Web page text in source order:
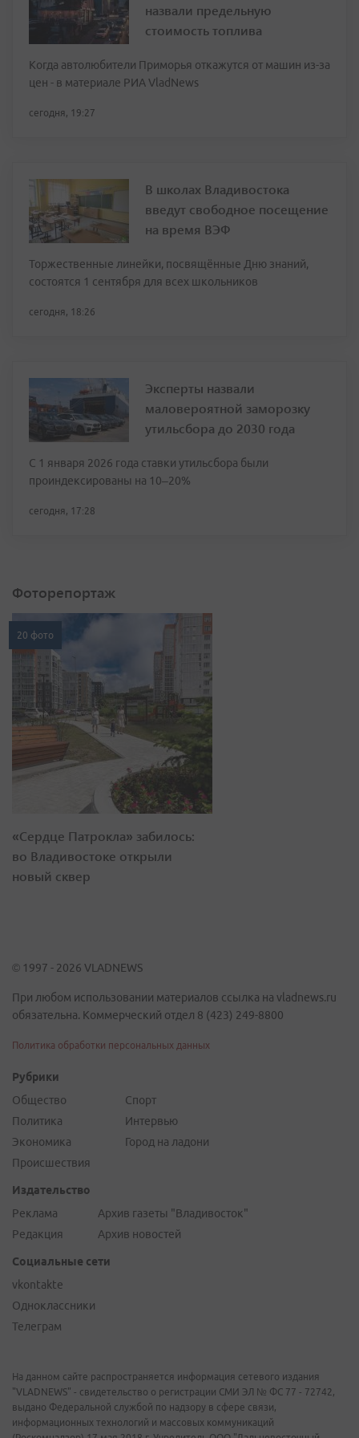
назвали предельную
стоимость топлива
Когда автолюбители Приморья откажутся от машин из-за
цен - в материале РИА VladNews
сегодня, 19:27
В школах Владивостока
введут свободное посещение
на время ВЭФ
Торжественные линейки, посвящённые Дню знаний,
состоятся 1 сентября для всех школьников
сегодня, 18:26
Эксперты назвали
маловероятной заморозку
утильсбора до 2030 года
С 1 января 2026 года ставки утильсбора были
проиндексированы на 10–20%
сегодня, 17:28
Фоторепортаж
20 фото
«Сердце Патрокла» забилось:
во Владивостоке открыли
новый сквер
© 1997 - 2026 VLADNEWS
При любом использовании материалов ссылка на vladnews.ru
обязательна. Коммерческий отдел 8 (423) 249-8800
Политика обработки персональных данных
Рубрики
Общество
Политика
Экономика
Происшествия
Спорт
Интервью
Город на ладони
Издательство
Реклама
Редакция
Архив газеты "Владивосток"
Архив новостей
Социальные сети
vkontakte
Одноклассники
Телеграм
На данном сайте распространяется информация сетевого издания
"VLADNEWS" - свидетельство о регистрации СМИ ЭЛ № ФС 77 - 72742,
выдано Федеральной службой по надзору в сфере связи,
информационных технологий и массовых коммуникаций